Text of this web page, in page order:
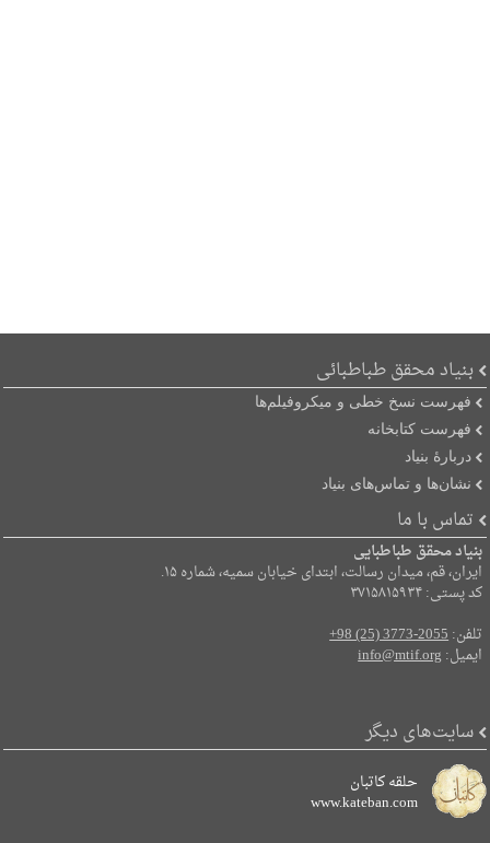
بنیاد محقق طباطبائی
فهرست نسخ خطی و میکروفیلم‌ها
فهرست کتابخانه
دربارۀ بنیاد
نشان‌ها و تماس‌های بنیاد
تماس با ما
بنیاد محقق طباطبایی
ایران، قم، میدان رسالت، ابتدای خیابان سمیه، شماره ۱۵.
کد پستی: ۳۷۱۵۸۱۵۹۳۴
تلفن:+98 (25) 3773-2055
ایمیل:info@mtif.org
سایت‌های دیگر
حلقه کاتبان
www.kateban.com